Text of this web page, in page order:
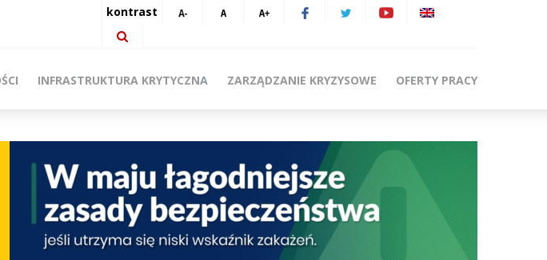
kontrast
INFRASTRUKTURA KRYTYCZNA ZARZĄDZANIE KRYZYSOWE OFERTY PRACY